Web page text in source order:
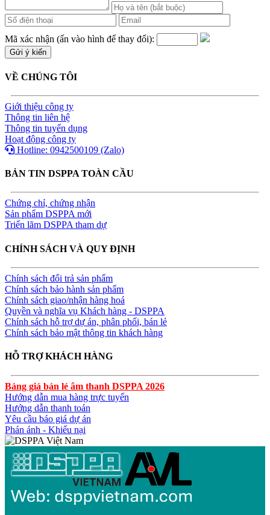
Mã xác nhận (ấn vào hình để thay đổi):
VỀ CHÚNG TÔI
Giới thiệu công ty
Thông tin liên hệ
Thông tin tuyển dụng
Hoạt động công ty
Hotline: 0942500109 (Zalo)
BẢN TIN DSPPA TOÀN CẦU
Chứng chỉ, chứng nhận
Sản phẩm DSPPA mới
Triển lãm DSPPA tham dự
CHÍNH SÁCH VÀ QUY ĐỊNH
Chính sách đổi trả sản phẩm
Chính sách bảo hành sản phẩm
Chính sách giao/nhận hàng hoá
Quyền và nghĩa vụ Khách hàng - DSPPA
Chính sách hỗ trợ dự án, phân phối, bán lẻ
Chính sách bảo mật thông tin khách hàng
HỖ TRỢ KHÁCH HÀNG
Bảng giá bán lẻ âm thanh DSPPA 2026
Hướng dẫn mua hàng trực tuyến
Hướng dẫn thanh toán
Yêu cầu báo giá dự án
Phán ánh - Khiếu nại